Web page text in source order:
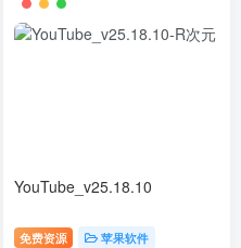
YouTube_v25.18.10
免费资源 苹果软件